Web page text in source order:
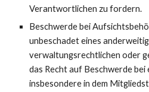
Verantwortlichen zu fordern.
Beschwerde bei
unbeschadet eines
verwaltungsrechtlichen oder
das Recht auf Beschwerde
insbesondere in dem